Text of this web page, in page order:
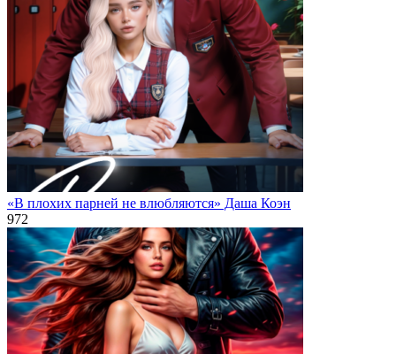
«В плохих парней не влюбляются» Даша Коэн
972